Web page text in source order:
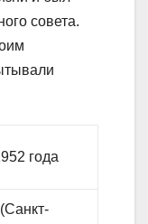
совета.
года